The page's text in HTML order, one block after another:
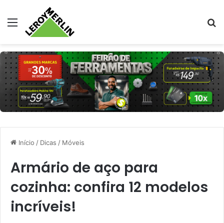
Menu
Início / Dicas / Móveis
Armário de aço para
cozinha: confira 12 modelos
incríveis!